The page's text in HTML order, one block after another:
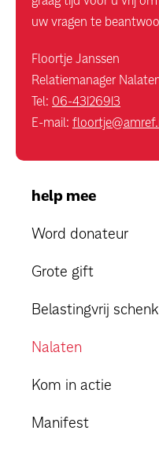
uw vragen te
Floortje Janssen
Relatiemanager
Tel: 06-43126913
E-mail:
help mee
Word donateur
Grote gift
Belastingvrij
Nalaten
Kom in actie
Manifest